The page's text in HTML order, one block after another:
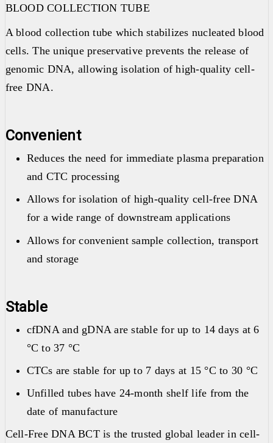
BLOOD COLLECTION TUBE
A blood collection tube which stabilizes nucleated blood
cells. The unique preservative prevents the release of
genomic DNA, allowing isolation of high-quality cell-
free DNA.
Convenient
Reduces the need for immediate plasma preparation
and CTC processing
Allows for isolation of high-quality cell-free DNA
for a wide range of downstream applications
Allows for convenient sample collection, transport
and storage
Stable
cfDNA and gDNA are stable for up to 14 days at 6
°C to 37 °C
CTCs are stable for up to 7 days at 15 °C to 30 °C
Unfilled tubes have 24-month shelf life from the
date of manufacture
Cell-Free DNA BCT is the trusted global leader in cell-